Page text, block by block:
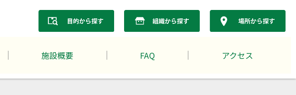
施設概要 FAQ アクセス